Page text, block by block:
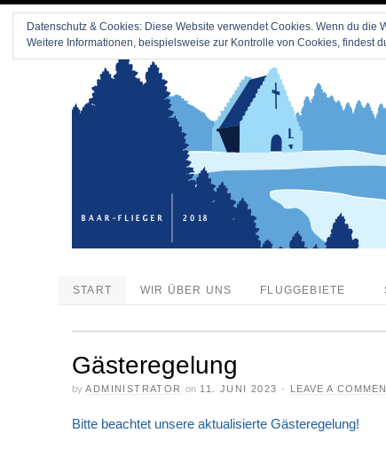
START WIR ÜBER UNS FLUGGEBIETE
Gästeregelung
by ADMINISTRATOR on 11. JUNI 2023 · LEAVE A
Bitte beachtet unsere aktualisierte Gästeregelung!
Datenschutz & Cookies: Diese Website verwendet Cookies. Wenn du
Weitere Informationen, beispielsweise zur Kontrolle von Cookies, findest